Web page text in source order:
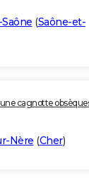
(Saône-et-
cagnotte
Nère (Cher)